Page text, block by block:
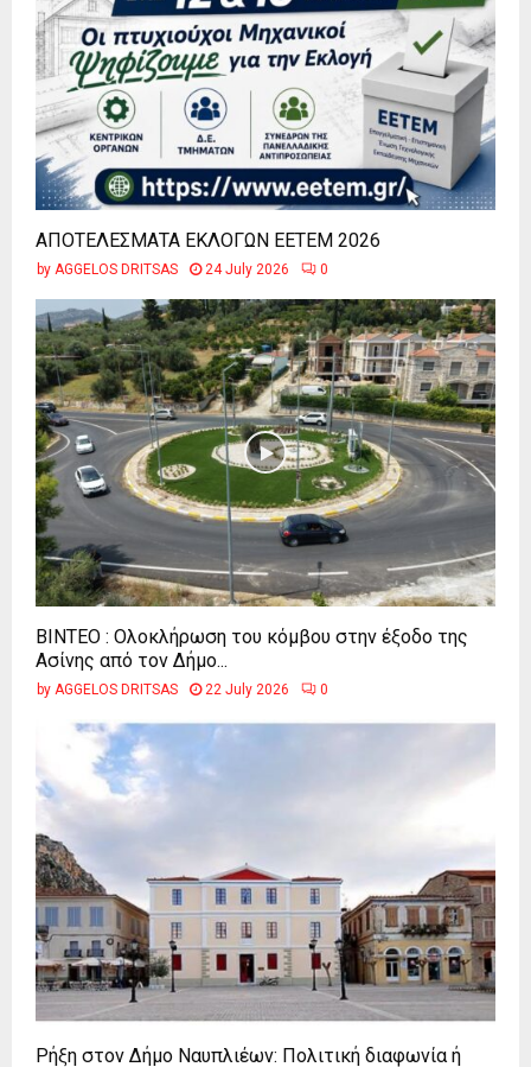
ΑΠΟΤΕΛΕΣΜΑΤΑ ΕΚΛΟΓΩΝ ΕΕΤΕΜ 2026
by AGGELOS DRITSAS 24 July 2026 0
ΒΙΝΤΕΟ : Ολοκλήρωση του κόμβου στην έξοδο της
Ασίνης από τον Δήμο...
by AGGELOS DRITSAS 22 July 2026 0
Ρήξη στον Δήμο Ναυπλιέων: Πολιτική διαφωνία ή